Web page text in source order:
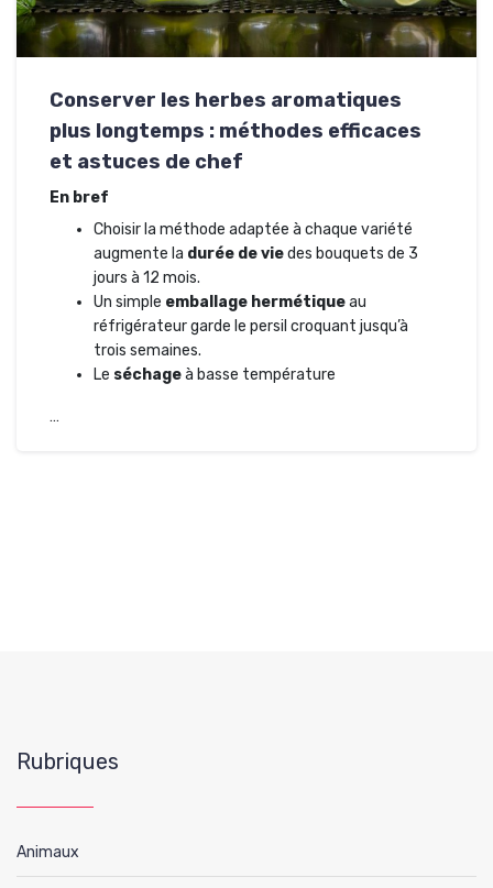
Conserver les herbes aromatiques
plus longtemps : méthodes efficaces
et astuces de chef
En bref
Choisir la méthode adaptée à chaque variété
augmente la durée de viedes bouquets de 3
jours à 12 mois.
Un simple emballage hermétiqueau
réfrigérateur garde le persil croquant jusqu’à
trois semaines.
Le séchageà basse température
…
Rubriques
Animaux